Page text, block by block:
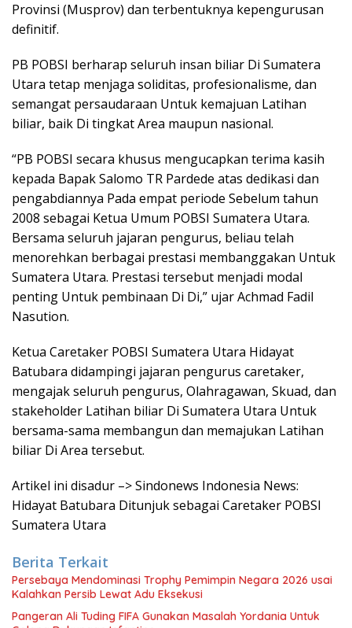
Provinsi (Musprov) dan terbentuknya kepengurusan
definitif.
PB POBSI berharap seluruh insan biliar Di Sumatera
Utara tetap menjaga soliditas, profesionalisme, dan
semangat persaudaraan Untuk kemajuan Latihan
biliar, baik Di tingkat Area maupun nasional.
“PB POBSI secara khusus mengucapkan terima kasih
kepada Bapak Salomo TR Pardede atas dedikasi dan
pengabdiannya Pada empat periode Sebelum tahun
2008 sebagai Ketua Umum POBSI Sumatera Utara.
Bersama seluruh jajaran pengurus, beliau telah
menorehkan berbagai prestasi membanggakan Untuk
Sumatera Utara. Prestasi tersebut menjadi modal
penting Untuk pembinaan Di Di,” ujar Achmad Fadil
Nasution.
Ketua Caretaker POBSI Sumatera Utara Hidayat
Batubara didampingi jajaran pengurus caretaker,
mengajak seluruh pengurus, Olahragawan, Skuad, dan
stakeholder Latihan biliar Di Sumatera Utara Untuk
bersama-sama membangun dan memajukan Latihan
biliar Di Area tersebut.
Artikel ini disadur –> Sindonews Indonesia News:
Hidayat Batubara Ditunjuk sebagai Caretaker POBSI
Sumatera Utara
Berita Terkait
Persebaya Mendominasi Trophy Pemimpin Negara 2026 usai
Kalahkan Persib Lewat Adu Eksekusi
Pangeran Ali Tuding FIFA Gunakan Masalah Yordania Untuk